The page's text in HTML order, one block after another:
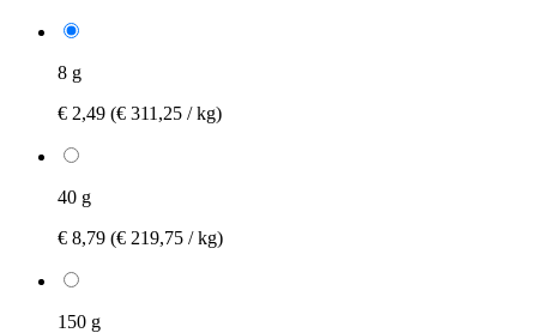
8 g
€ 2,49 (€ 311,25 / kg)
40 g
€ 8,79 (€ 219,75 / kg)
150 g